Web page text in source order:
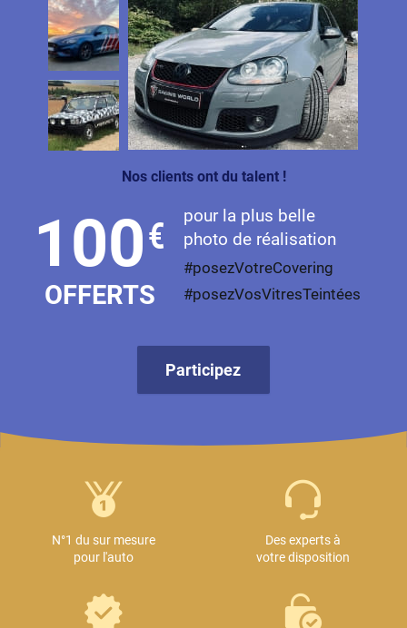
Nos clients ont du talent !
100€
OFFERTS
pour la plus belle
photo de réalisation
#posezVotreCovering
#posezVosVitresTeintées
Participez
N°1 du sur mesure
pour l'auto
Des experts à
votre disposition